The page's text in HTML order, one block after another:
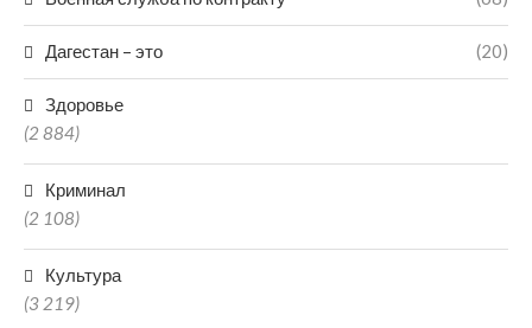
Дагестан – это (20)
Здоровье
(2 884)
Криминал
(2 108)
Культура
(3 219)